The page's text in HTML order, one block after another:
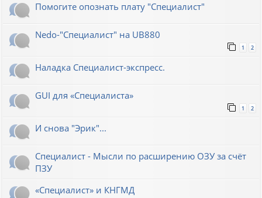
Помогите опознать плату "Специалист"
Nedo-"Специалист" на UB880
1 2
Наладка Специалист-экспресс.
GUI для «Специалиста»
1 2
И снова "Эрик"...
Специалист - Мысли по расширению ОЗУ за счёт
ПЗУ
«Специалист» и КНГМД